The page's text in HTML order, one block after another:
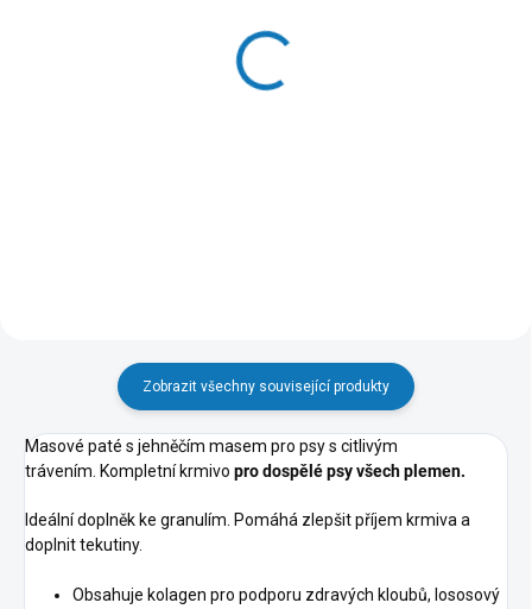
Herring & Orange 10kg
Zobrazit všechny související produkty
Masové paté s jehněčím masem pro psy s citlivým
trávením. Kompletní krmivo pro dospělé psy všech plemen.
Ideální doplněk ke granulím. Pomáhá zlepšit příjem krmiva a
doplnit tekutiny.
Obsahuje kolagen pro podporu zdravých kloubů, lososový